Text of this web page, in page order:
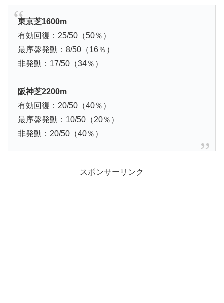
東京芝1600m
有効回復：25/50（50％）
最序盤発動：8/50（16％）
非発動：17/50（34％）
阪神芝2200m
有効回復：20/50（40％）
最序盤発動：10/50（20％）
非発動：20/50（40％）
スポンサーリンク